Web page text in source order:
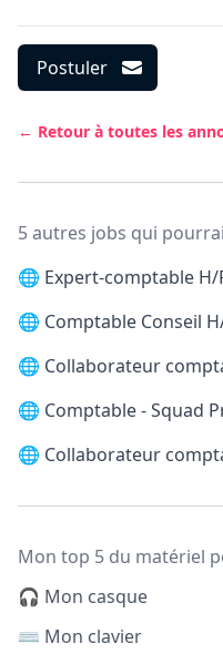
Postuler
← Retour à toutes les
5 autres jobs qui
🌐 Expert-comptable H/
🌐 Comptable Conseil
🌐 Collaborateur
🌐 Comptable - Squad
🌐 Collaborateur
Mon top 5 du matériel
🎧 Mon casque
⌨️ Mon clavier